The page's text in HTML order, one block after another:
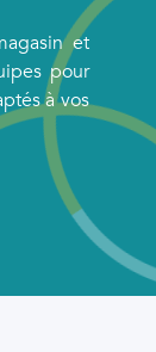
et
pour
à vos